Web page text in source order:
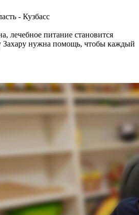
- Кузбасс
лечебное питание становится
Захару нужна помощь, чтобы каждый